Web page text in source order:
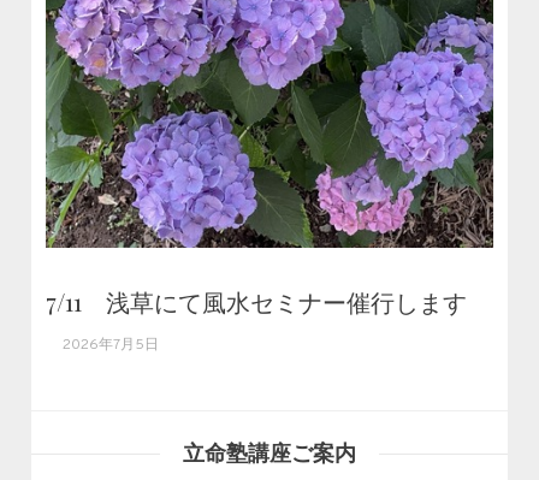
7/11 浅草にて風水セミナー催行します
2026年7月5日
立命塾講座ご案内